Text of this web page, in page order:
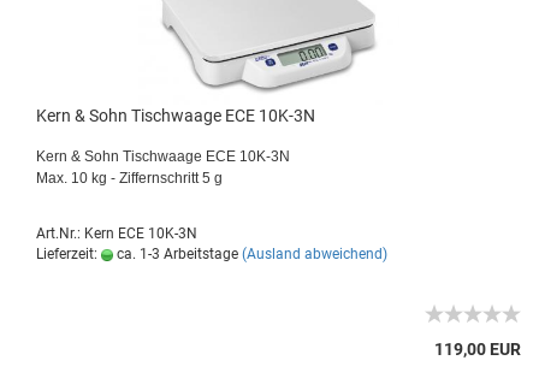
Kern & Sohn Tischwaage ECE 10K-3N
Kern & Sohn Tischwaage ECE 10K-3N
Max. 10 kg - Ziffernschritt 5 g
Art.Nr.: Kern ECE 10K-3N
Lieferzeit:
ca. 1-3 Arbeitstage (Ausland abweichend)
119,00 EUR